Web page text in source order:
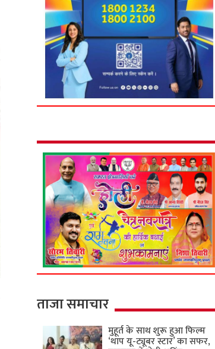
ताजा समाचार
मुहूर्त के साथ शुरू हुआ फिल्म
‘थाप यू-ट्यूबर स्टार’ का सफर,